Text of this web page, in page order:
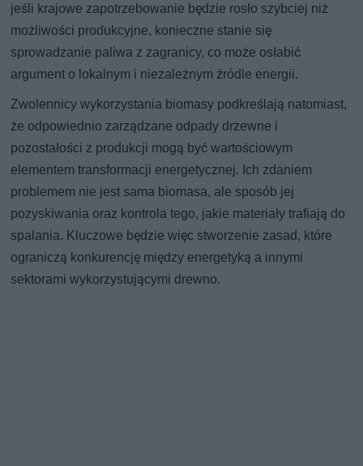
jeśli krajowe zapotrzebowanie będzie rosło szybciej niż
możliwości produkcyjne, konieczne stanie się
sprowadzanie paliwa z zagranicy, co może osłabić
argument o lokalnym i niezależnym źródle energii.
Zwolennicy wykorzystania biomasy podkreślają natomiast,
że odpowiednio zarządzane odpady drzewne i
pozostałości z produkcji mogą być wartościowym
elementem transformacji energetycznej. Ich zdaniem
problemem nie jest sama biomasa, ale sposób jej
pozyskiwania oraz kontrola tego, jakie materiały trafiają do
spalania. Kluczowe będzie więc stworzenie zasad, które
ograniczą konkurencję między energetyką a innymi
sektorami wykorzystującymi drewno.